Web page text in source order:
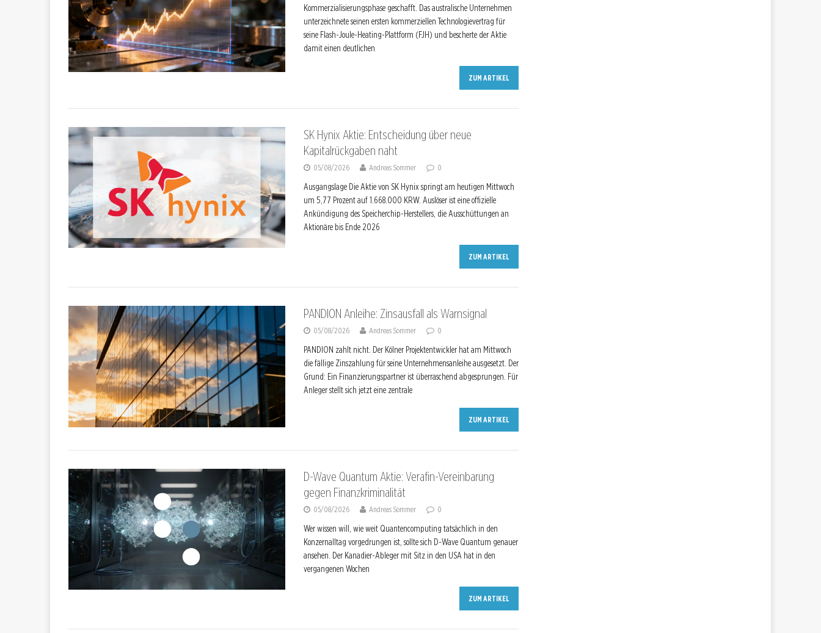
Kommerzialisierungsphase geschafft. Das australische Unternehmen
unterzeichnete seinen ersten kommerziellen Technologievertrag für
seine Flash-Joule-Heating-Plattform (FJH) und bescherte der Aktie
damit einen deutlichen
ZUM ARTIKEL
SK Hynix Aktie: Entscheidung über neue
Kapitalrückgaben naht
05/08/2026 Andreas Sommer 0
Ausgangslage Die Aktie von SK Hynix springt am heutigen Mittwoch
um 5,77 Prozent auf 1.668.000 KRW. Auslöser ist eine offizielle
Ankündigung des Speicherchip-Herstellers, die Ausschüttungen an
Aktionäre bis Ende 2026
ZUM ARTIKEL
PANDION Anleihe: Zinsausfall als Warnsignal
05/08/2026 Andreas Sommer 0
PANDION zahlt nicht. Der Kölner Projektentwickler hat am Mittwoch
die fällige Zinszahlung für seine Unternehmensanleihe ausgesetzt. Der
Grund: Ein Finanzierungspartner ist überraschend abgesprungen. Für
Anleger stellt sich jetzt eine zentrale
ZUM ARTIKEL
D-Wave Quantum Aktie: Verafin-Vereinbarung
gegen Finanzkriminalität
05/08/2026 Andreas Sommer 0
Wer wissen will, wie weit Quantencomputing tatsächlich in den
Konzernalltag vorgedrungen ist, sollte sich D-Wave Quantum genauer
ansehen. Der Kanadier-Ableger mit Sitz in den USA hat in den
vergangenen Wochen
ZUM ARTIKEL